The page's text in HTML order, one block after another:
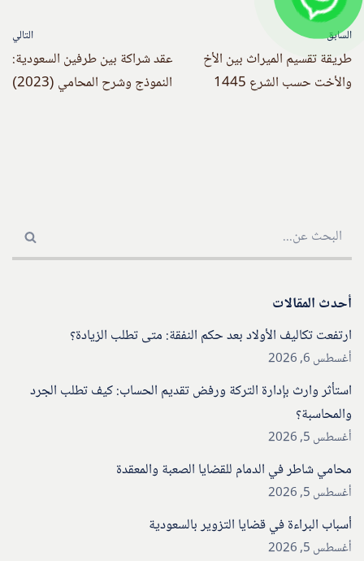
السابق
طريقة تقسيم الميراث بين الأخ
والأخت حسب الشرع 1445
التالي
عقد شراكة بين طرفين السعودية:
النموذج وشرح المحامي (2023)
أحدث المقالات
ارتفعت تكاليف الأولاد بعد حكم النفقة: متى تطلب الزيادة؟
أغسطس 6, 2026
استأثر وارث بإدارة التركة ورفض تقديم الحساب: كيف تطلب الجرد
والمحاسبة؟
أغسطس 5, 2026
محامي شاطر في الدمام للقضايا الصعبة والمعقدة
أغسطس 5, 2026
أسباب البراءة في قضايا التزوير بالسعودية
أغسطس 5, 2026